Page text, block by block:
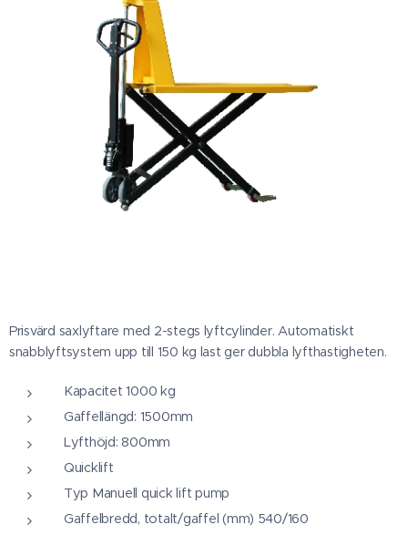
Prisvärd saxlyftare med 2-stegs lyftcylinder. Automatiskt
snabblyftsystem upp till 150 kg last ger dubbla lyfthastigheten.
Kapacitet 1000 kg
Gaffellängd: 1500mm
Lyfthöjd: 800mm
Quicklift
Typ Manuell quick lift pump
Gaffelbredd, totalt/gaffel (mm) 540/160